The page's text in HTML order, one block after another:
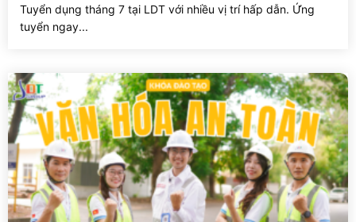
Tuyển dụng tháng 7 tại LDT với nhiều vị trí hấp dẫn. Ứng
tuyển ngay...